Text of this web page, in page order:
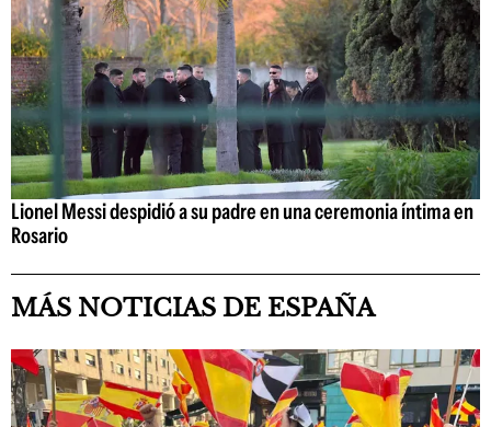
Lionel Messi despidió a su padre en una ceremonia íntima en
Rosario
MÁS NOTICIAS DE ESPAÑA